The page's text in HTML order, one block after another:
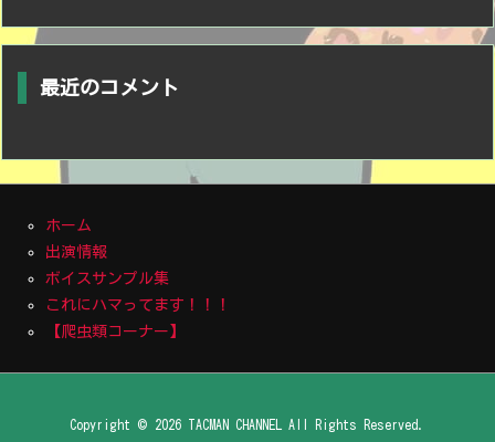
最近のコメント
ホーム
出演情報
ボイスサンプル集
これにハマってます！！！
【爬虫類コーナー】
Copyright © 2026 TACMAN CHANNEL All Rights Reserved.